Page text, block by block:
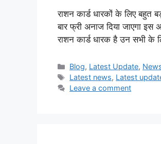
राशन कार्ड धारकों के लिए बहुत
बार फ्री अनाज दिया जाएगा
राशन कार्ड धारक है उन सभी के
Categories
Blog, Latest Update,
Tags
Latest news, Latest
Leave a comment